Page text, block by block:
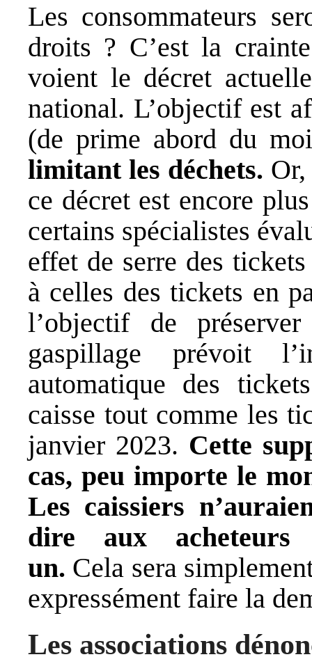
Les consommateurs
droits ? C’est la
voient le décret
national. L’objectif est
(de prime abord du
limitant les déchets.
ce décret est encore
certains spécialistes
effet de serre des
à celles des tickets en
l’objectif de
gaspillage prévoit
automatique des
caisse tout comme les
janvier 2023. Cette
cas, peu importe le
Les caissiers
dire aux
un. Cela sera
expressément faire la
Les associations